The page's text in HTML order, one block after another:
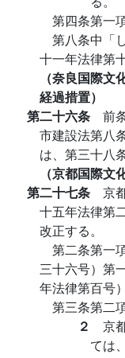
第四条第一
第八条中「
十一年法律第
（奈良国際
経過措置）
第二十六条 前
市建設法第八
は、第三十八
（京都国際文
第二十七条 京
十五年法律第
改正する。
第二条第一
三十六号）第
年法律第百号
第三条第二
２ 京
ては